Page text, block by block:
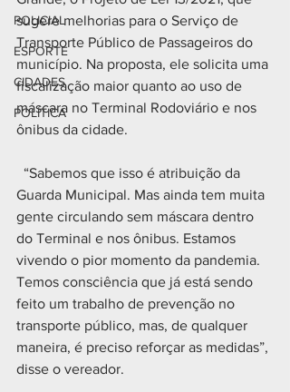
POLICIAL
ESPORTE
CIDADES
POLÍTICA
sugere melhorias para o Serviço de
Transporte Público de Passageiros do
município. Na proposta, ele solicita uma
fiscalização maior quanto ao uso de
máscara no Terminal Rodoviário e nos
ônibus da cidade.
Guarda Municipal. Mas ainda tem muita
gente circulando sem máscara dentro
do Terminal e nos ônibus. Estamos
vivendo o pior momento da pandemia.
Temos consciência que já está sendo
feito um trabalho de prevenção no
transporte público, mas, de qualquer
maneira, é preciso reforçar as medidas”,
disse o vereador.